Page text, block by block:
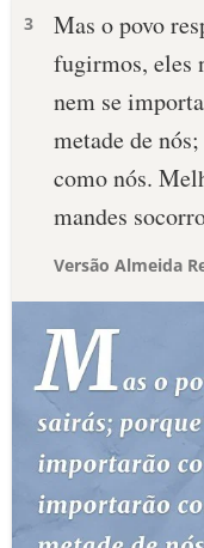
3
Mas o povo
fugirmos, eles
nem se
metade de
como nós.
mandes
Versão Almeida